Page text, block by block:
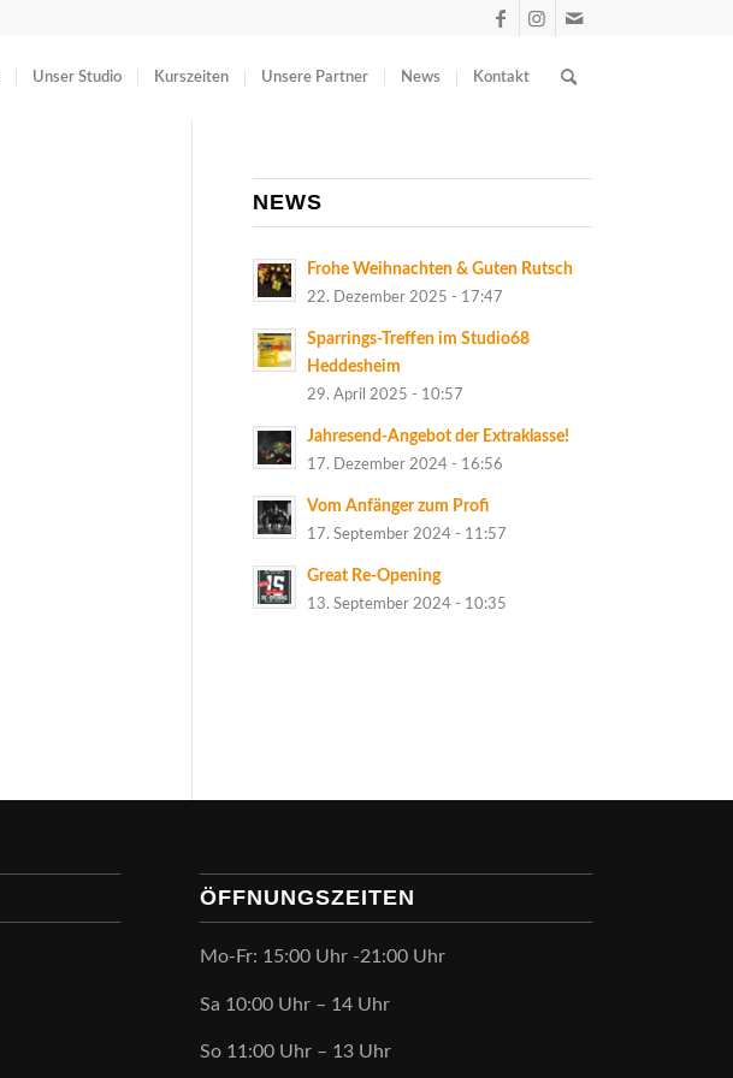
Unser Studio Kurszeiten Unsere Partner News Kontakt
NEWS
Frohe Weihnachten & Guten Rutsch
22. Dezember 2025 - 17:47
Sparrings-Treffen im Studio68
Heddesheim
29. April 2025 - 10:57
Jahresend-Angebot der Extraklasse!
17. Dezember 2024 - 16:56
Vom Anfänger zum Profi
17. September 2024 - 11:57
Great Re-Opening
13. September 2024 - 10:35
ÖFFNUNGSZEITEN
Mo-Fr: 15:00 Uhr -21:00 Uhr
Sa 10:00 Uhr – 14 Uhr
So 11:00 Uhr – 13 Uhr